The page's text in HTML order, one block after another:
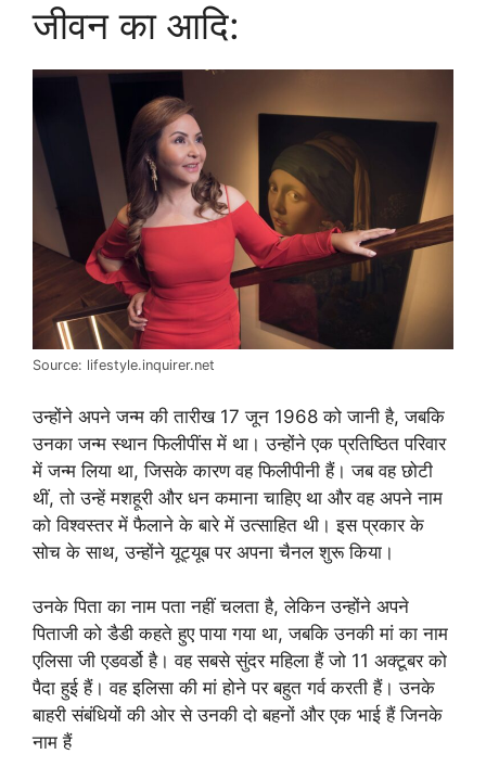
जीवन का आदि:
Source: lifestyle.inquirer.net
उन्होंने अपने जन्म की तारीख 17 जून 1968 को जानी है, जबकि
उनका जन्म स्थान फिलीपींस में था। उन्होंने एक प्रतिष्ठित परिवार
में जन्म लिया था, जिसके कारण वह फिलीपीनी हैं। जब वह छोटी
थीं, तो उन्हें मशहूरी और धन कमाना चाहिए था और वह अपने नाम
को विश्वस्तर में फैलाने के बारे में उत्साहित थी। इस प्रकार के
सोच के साथ, उन्होंने यूट्यूब पर अपना चैनल शुरू किया।
उनके पिता का नाम पता नहीं चलता है, लेकिन उन्होंने अपने
पिताजी को डैडी कहते हुए पाया गया था, जबकि उनकी मां का नाम
एलिसा जी एडवर्डो है। वह सबसे सुंदर महिला हैं जो 11 अक्टूबर को
पैदा हुई हैं। वह इलिसा की मां होने पर बहुत गर्व करती हैं। उनके
बाहरी संबंधियों की ओर से उनकी दो बहनों और एक भाई हैं जिनके
नाम हैं